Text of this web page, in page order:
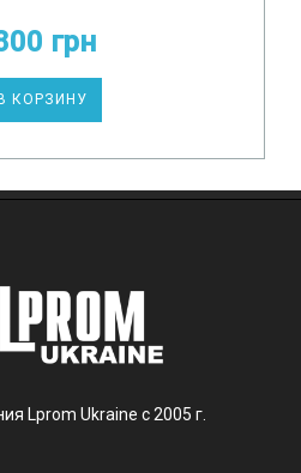
грн
В КОРЗИНУ
Lprom Ukraine с 2005 г.